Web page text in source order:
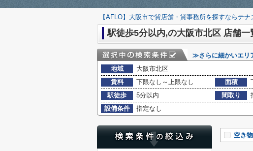
【AFLO】大阪市で貸店舗・貸事務所を探すならテナ
駅徒歩5分以内,の大阪市北区 店舗一
≫さらに細かいエリ
地域
大阪市北区
賃料
下限なし～上限なし 面積
駅徒歩
5分以内 間取り
設備条件
指定なし
空き